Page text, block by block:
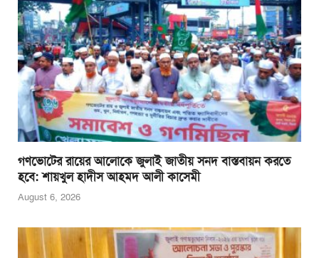
গণভোটের রায়ের আলোকে জুলাই জাতীয় সনদ বাস্তবায়ন করতে
হবে: শায়খুল হাদীস আহমদ আলী কাসেমী
August 6, 2026